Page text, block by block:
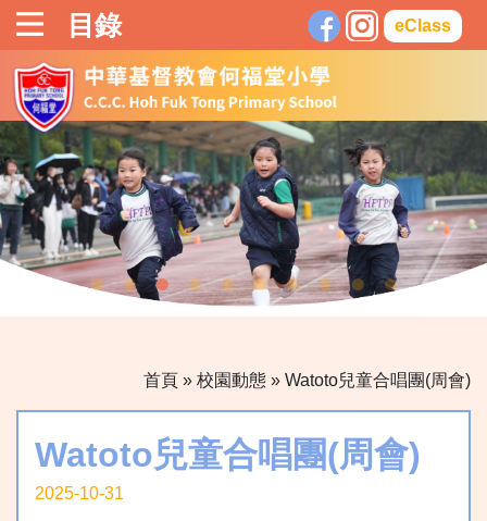
目錄 eClass
首頁 » 校園動態 » Watoto兒童合唱團(周會)
Watoto兒童合唱團(周會)
2025-10-31